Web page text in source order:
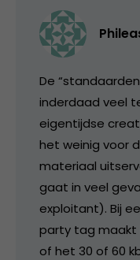
De
inderdaad veel
eigentijdse
het weinig voor
materiaal
gaat in veel
exploitant). Bij
party tag maakt
of het 30 of 60